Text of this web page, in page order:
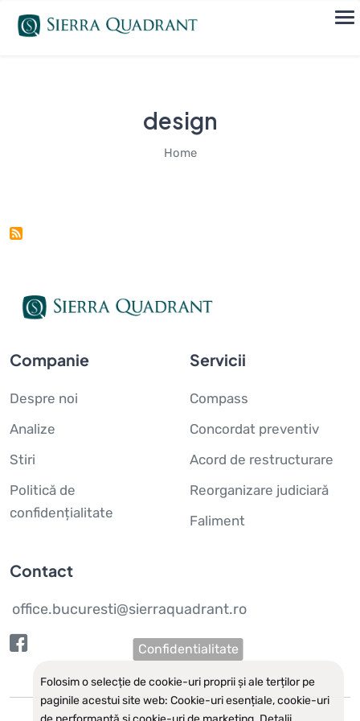
design
Home
Companie
Despre noi
Analize
Stiri
Politică de
confidențialitate
Servicii
Compass
Concordat preventiv
Acord de restructurare
Reorganizare judiciară
Faliment
Contact
office.bucuresti@sierraquadrant.ro
Confidentialitate
Folosim o selecție de cookie-uri proprii și ale terților pe
paginile acestui site web: Cookie-uri esențiale, cookie-uri